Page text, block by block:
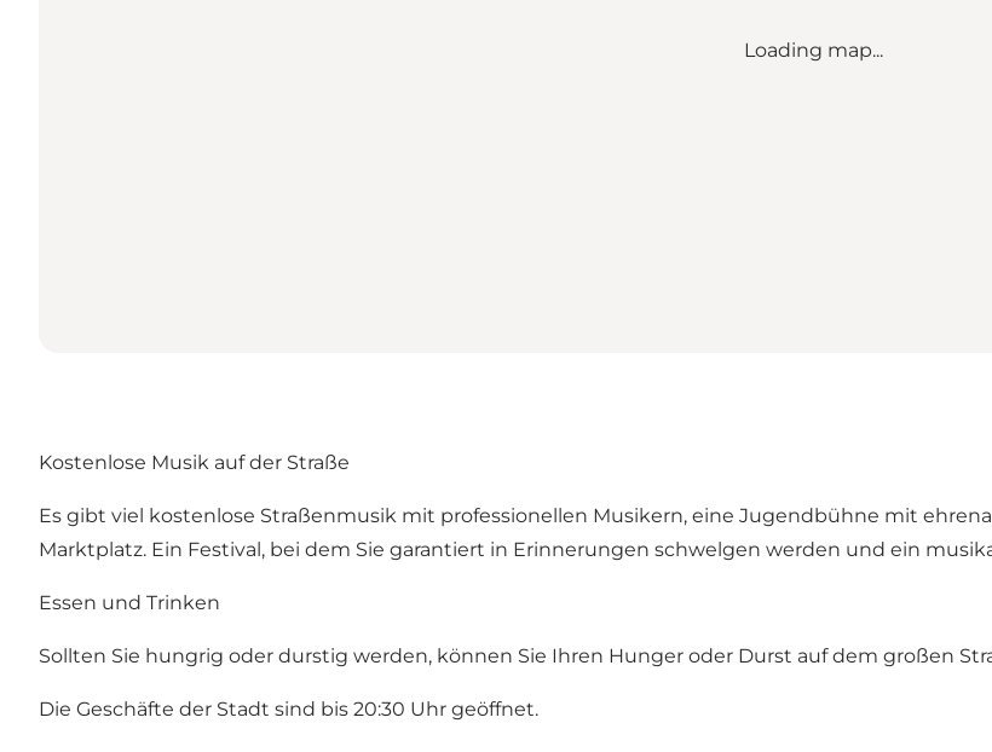
Loading map...
Kostenlose Musik auf der Straße
Es gibt viel kostenlose Straßenmusik mit professionellen Musikern, eine Jugendbühne mit
Marktplatz. Ein Festival, bei dem Sie garantiert in Erinnerungen schwelgen werden und ein
Essen und Trinken
Sollten Sie hungrig oder durstig werden, können Sie Ihren Hunger oder Durst auf dem großen
Die Geschäfte der Stadt sind bis 20:30 Uhr geöffnet.